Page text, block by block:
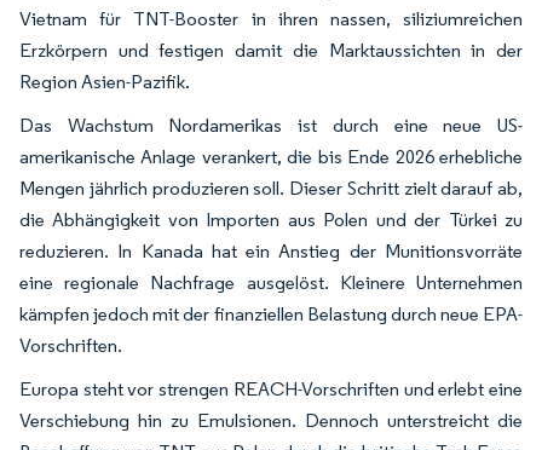
Vietnam für TNT-Booster in ihren nassen, siliziumreichen
Erzkörpern und festigen damit die Marktaussichten in der
Region Asien-Pazifik.
Das Wachstum Nordamerikas ist durch eine neue US-
amerikanische Anlage verankert, die bis Ende 2026 erhebliche
Mengen jährlich produzieren soll. Dieser Schritt zielt darauf ab,
die Abhängigkeit von Importen aus Polen und der Türkei zu
reduzieren. In Kanada hat ein Anstieg der Munitionsvorräte
eine regionale Nachfrage ausgelöst. Kleinere Unternehmen
kämpfen jedoch mit der finanziellen Belastung durch neue EPA-
Vorschriften.
Europa steht vor strengen REACH-Vorschriften und erlebt eine
Verschiebung hin zu Emulsionen. Dennoch unterstreicht die